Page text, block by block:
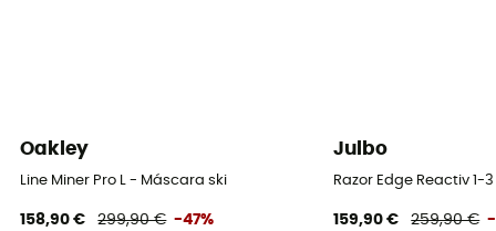
Oakley
Line Miner Pro L - Máscara ski
158,90 € 299,90 € -47%
Julbo
Razor Edge Reactiv 1-
159,90 € 259,90 € -